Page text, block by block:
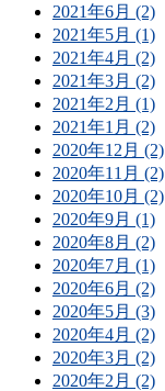
2021年6月 (2)
2021年5月 (1)
2021年4月 (2)
2021年3月 (2)
2021年2月 (1)
2021年1月 (2)
2020年12月 (2)
2020年11月 (2)
2020年10月 (2)
2020年9月 (1)
2020年8月 (2)
2020年7月 (1)
2020年6月 (2)
2020年5月 (3)
2020年4月 (2)
2020年3月 (2)
2020年2月 (2)